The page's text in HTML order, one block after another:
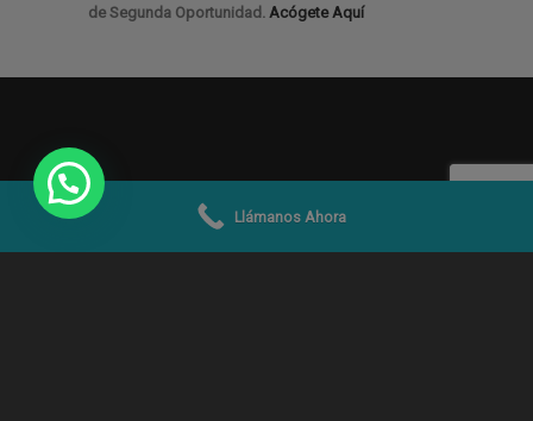
de Segunda Oportunidad. Acógete Aquí
Llámanos Ahora